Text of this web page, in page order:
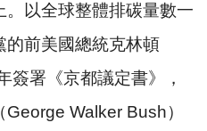
以全球整體排碳量數一
的前美國總統克林頓
簽署《京都議定書》，
George Walker Bush）